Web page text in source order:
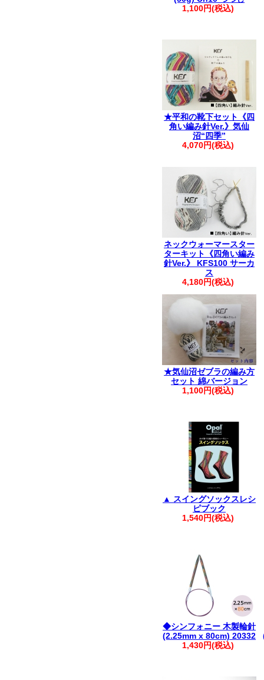
1,100円(税込)
★平和の靴下セット《四
角い編み針Ver.》気仙
沼“四季”
4,070円(税込)
ネックウォーマースター
ターキット《四角い編み
針Ver.》 KFS100 サーカ
ス
4,180円(税込)
★気仙沼ゼブラの編み方
セット 綿バージョン
1,100円(税込)
▲ スイングソックスレシ
ピブック
1,540円(税込)
◆シンフォニー 木製輪針
(2.25mm x 80cm) 20332
1,430円(税込)